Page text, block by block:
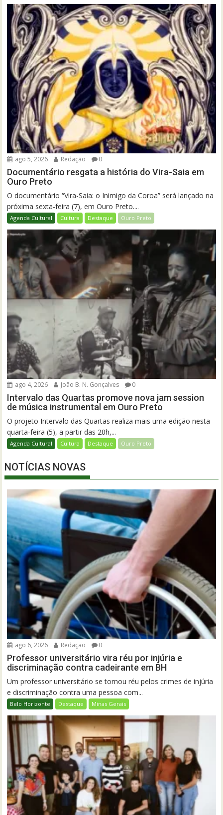
ago 5, 2026 Redação 0
Documentário resgata a história do Vira-Saia em
Ouro Preto
O documentário “Vira-Saia: o Inimigo da Coroa” será lançado na
próxima sexta-feira (7), em Ouro Preto....
Agenda Cultural Cultura Destaque Ouro Preto
ago 4, 2026 João B. N. Gonçalves 0
Intervalo das Quartas promove nova jam session
de música instrumental em Ouro Preto
O projeto Intervalo das Quartas realiza mais uma edição nesta
quarta-feira (5), a partir das 20h,...
Agenda Cultural Cultura Destaque Ouro Preto
NOTÍCIAS NOVAS
ago 6, 2026 Redação 0
Professor universitário vira réu por injúria e
discriminação contra cadeirante em BH
Um professor universitário se tornou réu pelos crimes de injúria
e discriminação contra uma pessoa com...
Belo Horizonte Destaque Minas Gerais